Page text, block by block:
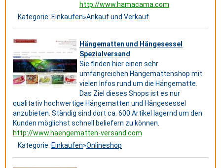
http://www.hamacama.com
Kategorie: Einkaufen»Ankauf und Verkauf
Hängematten und Hängesessel
Spezialversand
Sie finden hier einen sehr
umfangreichen Hängemattenshop mit
vielen Infos rund um die Hängematte.
Das Ziel dieses Shops ist es nur
qualitativ hochwertige Hängematten und Hängesessel
anzubieten. Ständig sind dort ca. 600 Artikel lagernd um den
Kunden möglichst schnell beliefern zu können.
http://www.haengematten-versand.com
Kategorie: Einkaufen»Onlineshop